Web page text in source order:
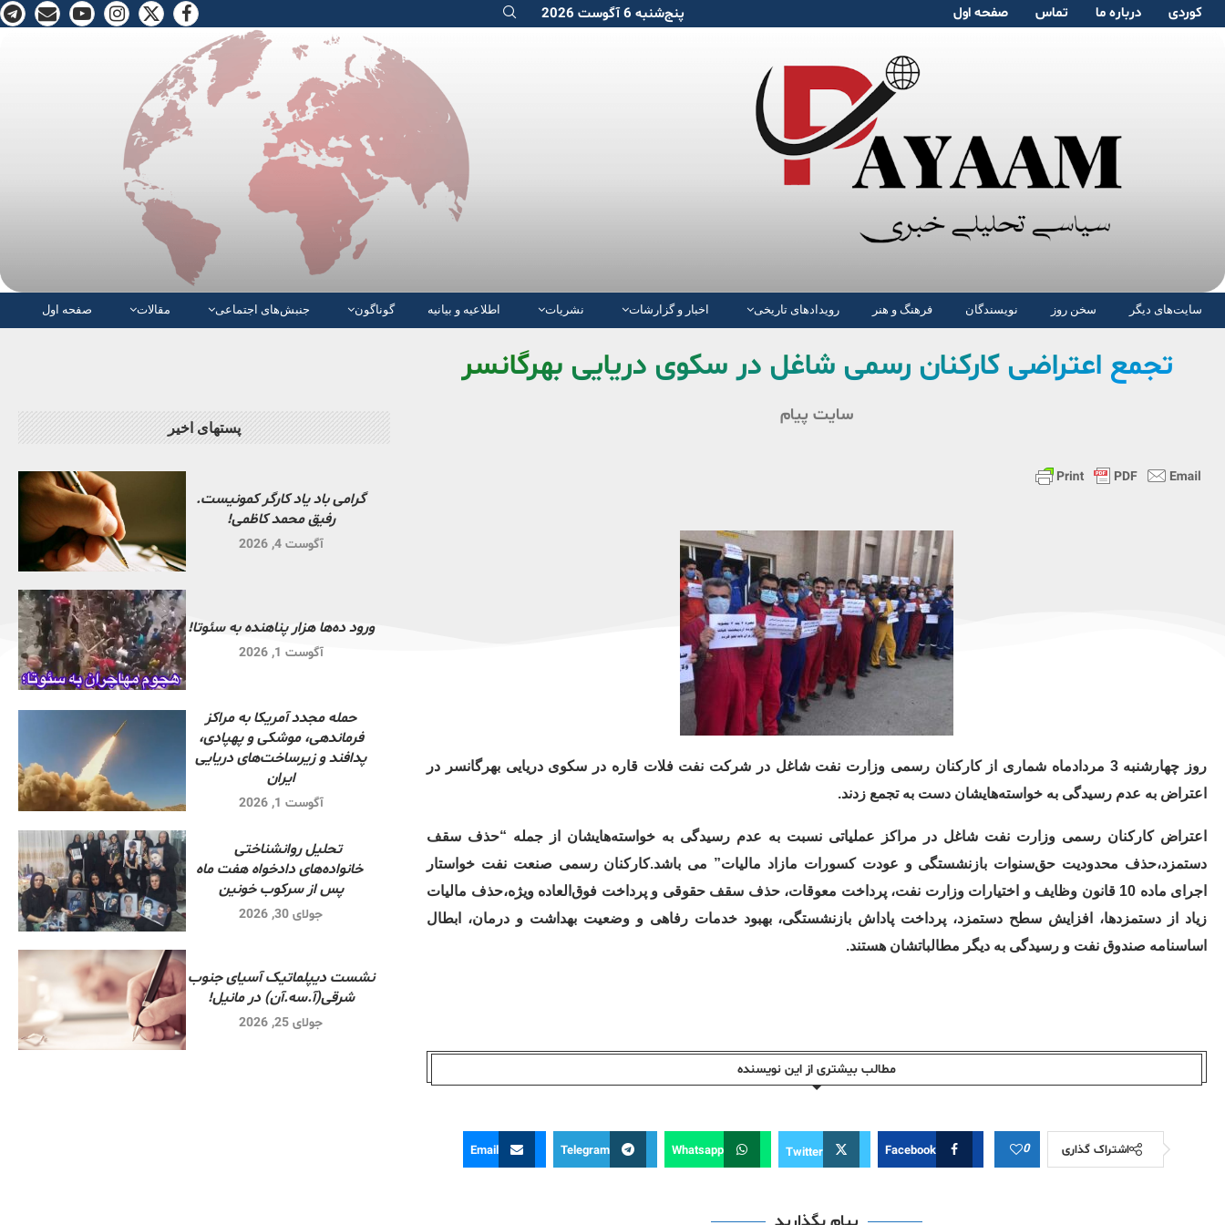
صفحە اول تماس دربارە ما کوردی پنج‌شنبه 6 آگوست 2026
صفحە اول مقالات جنبش‌های اجتماعی گوناگون اطلاعیه و بیانیه نشریات اخبار و گزارشات رویدادهای تاریخی فرهنگ و هنر نویسندگان سخن روز سایت‌های دیگر
تجمع اعتراضی کارکنان رسمی شاغل در سکوی دریایی بهرگانسر
سایت پیام
روز چهارشنبه 3 مردادماه شماری از کارکنان رسمی وزارت نفت شاغل در شرکت نفت فلات قاره در سکوی دریایی بهرگانسر در
اعتراض به عدم رسیدگی به خواسته‌هایشان دست به تجمع زدند.
اعتراض کارکنان رسمی وزارت نفت شاغل در مراکز عملیاتی نسبت به عدم رسیدگی به خواسته‌هایشان از جمله “حذف سقف‌
دستمزد،حذف محدودیت حق‌سنوات بازنشستگی و عودت کسورات مازاد مالیات” می باشد.کارکنان رسمی صنعت نفت خواستار
اجرای ماده 10 قانون وظایف و اختیارات وزارت نفت، پرداخت معوقات، حذف سقف حقوقی و پرداخت فوق‌العاده ویژه،حذف مالیات
زیاد از دستمزدها، افزایش سطح دستمزد، پرداخت پاداش بازنشستگی، بهبود خدمات رفاهی و وضعیت بهداشت و درمان، ابطال
اساسنامه صندوق نفت و رسیدگی به دیگر مطالباتشان هستند.
مطالب بیشتری از این نویسندە
اشتراک گذاری 0
Facebook
Twitter
Whatsapp
Telegram
Email
پستهای اخیر
گرامی باد یاد کارگر کمونیست.
رفیق محمد کاظمی!
آگوست 4, 2026
ورود ده‌ها هزار پناهنده به سئوتا!
آگوست 1, 2026
حمله مجدد آمریکا به مراکز
فرماندهی، موشکی و پهپادی،
پدافند و زیرساخت‌های دریایی
ایران
آگوست 1, 2026
تحلیل روانشناختی
خانواده‌های دادخواه هفت ماه
پس از سرکوب خونین
جولای 30, 2026
نشست دیپلماتیک آسیای جنوب
شرقی‌(آ.سه.آن) در مانیل!
جولای 25, 2026